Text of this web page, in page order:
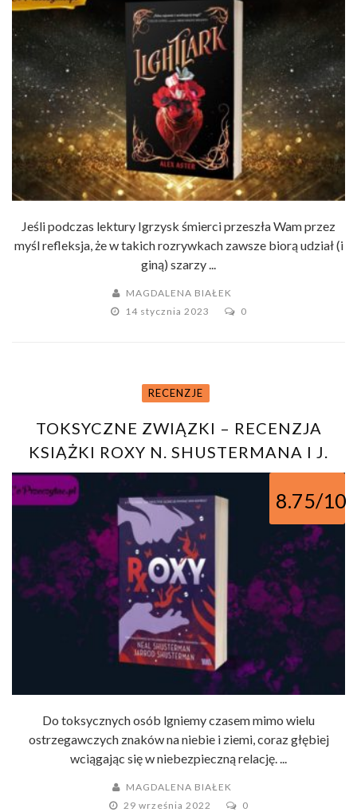
Jeśli podczas lektury Igrzysk śmierci przeszła Wam przez
myśl refleksja, że w takich rozrywkach zawsze biorą udział (i
giną) szarzy ...
MAGDALENA BIAŁEK
14 stycznia 2023
0
RECENZJE
TOKSYCZNE ZWIĄZKI – RECENZJA
KSIĄŻKI ROXY N. SHUSTERMANA I J.
SHUSTERMANA
8.75/10
Do toksycznych osób lgniemy czasem mimo wielu
ostrzegawczych znaków na niebie i ziemi, coraz głębiej
wciągając się w niebezpieczną relację. ...
MAGDALENA BIAŁEK
29 września 2022
0